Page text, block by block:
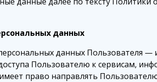
данных
данных Пользователя
Пользователю к сервисам,
право направлять